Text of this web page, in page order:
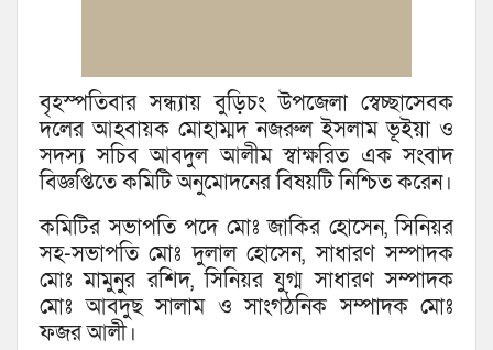
বৃহস্পতিবার সন্ধ্যায় বুড়িচং উপজেলা স্বেচ্ছাসেবক
দলের আহবায়ক মোহাম্মদ নজরুল ইসলাম ভূইয়া ও
সদস্য সচিব আবদুল আলীম স্বাক্ষরিত এক সংবাদ
বিজ্ঞপ্তিতে কমিটি অনুমোদনের বিষয়টি নিশ্চিত করেন।
কমিটির সভাপতি পদে মোঃ জাকির হোসেন, সিনিয়র
সহ-সভাপতি মোঃ দুলাল হোসেন, সাধারণ সম্পাদক
মোঃ মামুনুর রশিদ, সিনিয়র যুগ্ম সাধারণ সম্পাদক
মোঃ আবদুছ সালাম ও সাংগঠনিক সম্পাদক মোঃ
ফজর আলী।